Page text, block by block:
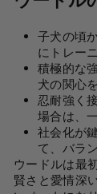
子犬の頃
にトレー
積極的な
犬の関心
忍耐強く
場合は、
社会化が
て、バラ
ウードルは最
賢さと愛情深